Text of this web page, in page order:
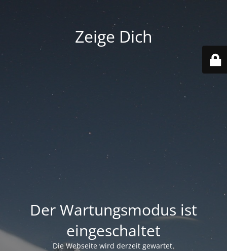
Zeige Dich
Der Wartungsmodus ist
eingeschaltet
Die Webseite wird derzeit gewartet.